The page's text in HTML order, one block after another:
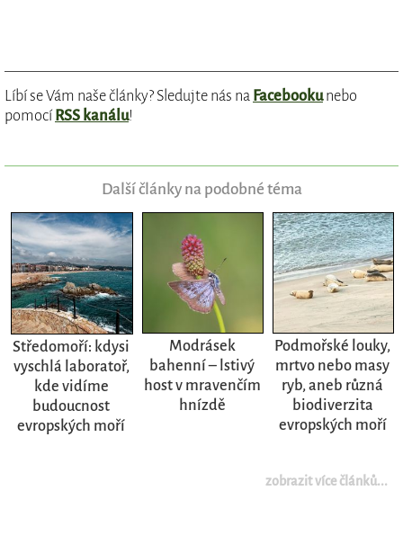
Líbí se Vám naše články? Sledujte nás na Facebookunebo
pomocíRSS kanálu!
Další články na podobné téma
Středomoří: kdysi
vyschlá laboratoř,
kde vidíme
budoucnost
evropských moří
Modrásek
bahenní – lstivý
host v mravenčím
hnízdě
Podmořské louky,
mrtvo nebo masy
ryb, aneb různá
biodiverzita
evropských moří
zobrazit více článků...